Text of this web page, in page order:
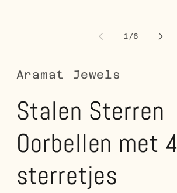
1 /
van
6
Aramat Jewels
Stalen Sterren
Oorbellen met 4
sterretjes